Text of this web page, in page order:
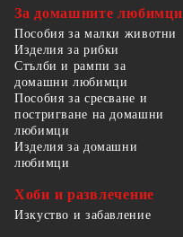
За домашните любимци
Пособия за малки животни
Изделия за рибки
Стълби и рампи за
домашни любимци
Пособия за сресване и
постригване на домашни
любимци
Изделия за домашни
любимци
Хоби и развлечение
Изкуство и забавление